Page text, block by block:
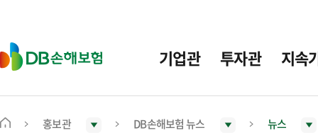
D
B
보
기업관 투자관 지속
메
홍보관 DB손해보험 뉴스 뉴스